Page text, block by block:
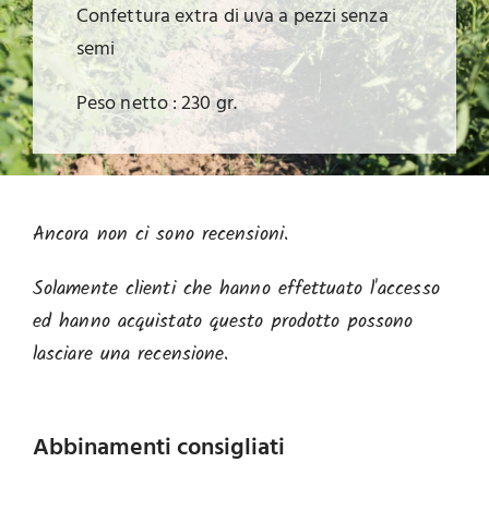
Confettura extra di uva a pezzi senza
semi
Peso netto : 230 gr.
Ancora non ci sono recensioni.
Solamente clienti che hanno effettuato l'accesso
ed hanno acquistato questo prodotto possono
lasciare una recensione.
Abbinamenti consigliati